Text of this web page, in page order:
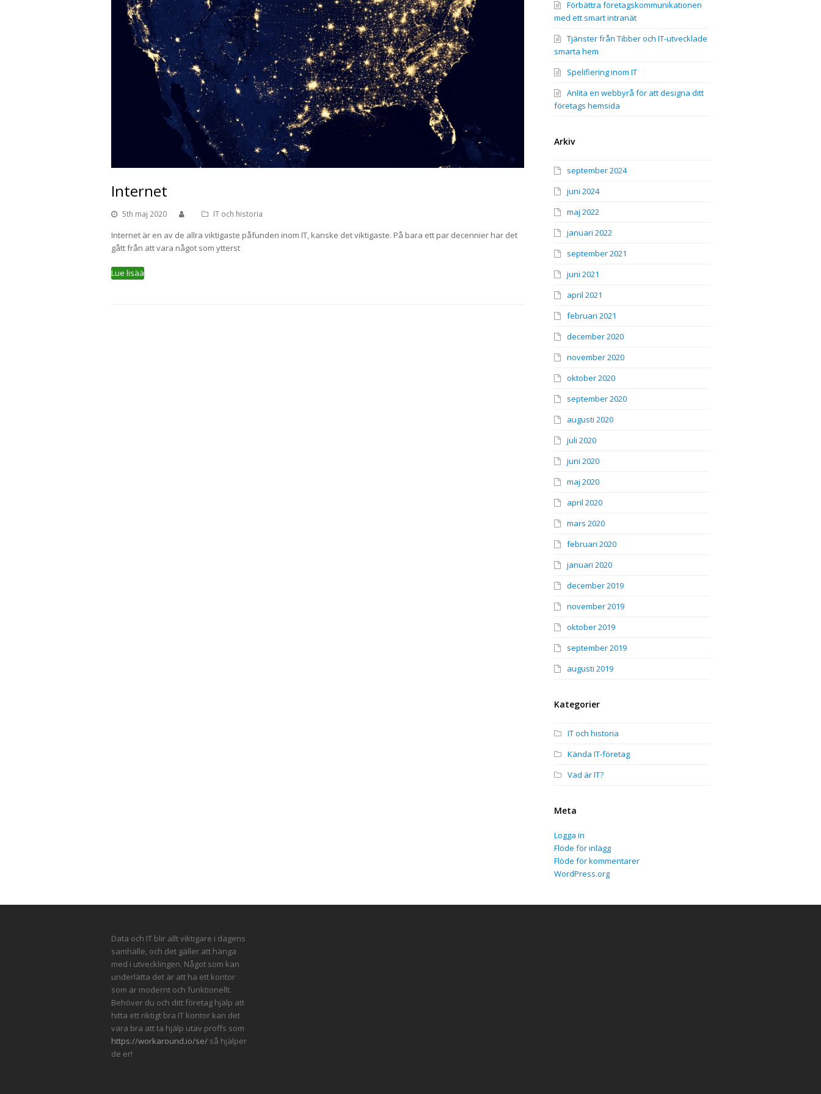
Internet
5th maj 2020 IT och historia
Internet är en av de allra viktigaste påfunden inom IT, kanske det viktigaste. På bara ett par decennier har det
gått från att vara något som ytterst
Förbättra företagskommunikationen
med ett smart intranät
Tjänster från Tibber och IT-utvecklade
smarta hem
Spelifiering inom IT
Anlita en webbyrå för att designa ditt
företags hemsida
Arkiv
september 2024
juni 2024
maj 2022
januari 2022
september 2021
juni 2021
april 2021
februari 2021
december 2020
november 2020
oktober 2020
september 2020
augusti 2020
juli 2020
juni 2020
maj 2020
april 2020
mars 2020
februari 2020
januari 2020
december 2019
november 2019
oktober 2019
september 2019
augusti 2019
Kategorier
IT och historia
Kända IT-företag
Vad är IT?
Meta
Logga in
Flöde för inlägg
Flöde för kommentarer
WordPress.org
Data och IT blir allt viktigare i dagens
samhälle, och det gäller att hänga
med i utvecklingen. Något som kan
underlätta det är att ha ett kontor
som är modernt och funktionellt.
Behöver du och ditt företag hjälp att
hitta ett riktigt bra IT kontor kan det
vara bra att ta hjälp utav proffs som
https://workaround.io/se/ så hjälper
de er!